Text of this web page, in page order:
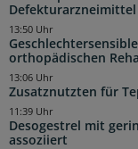
Defekturarzneimittel
orthopädischen
13:50 Uhr
Zusatznutzten für
13:06 Uhr
Desogestrel mit
assoziiert
11:39 Uhr